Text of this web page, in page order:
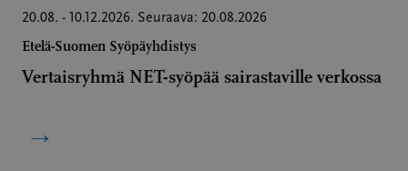
20.08. - 10.12.2026. Seuraava: 20.08.2026
Etelä-Suomen Syöpäyhdistys
Vertaisryhmä NET-syöpää sairastaville verkossa
→